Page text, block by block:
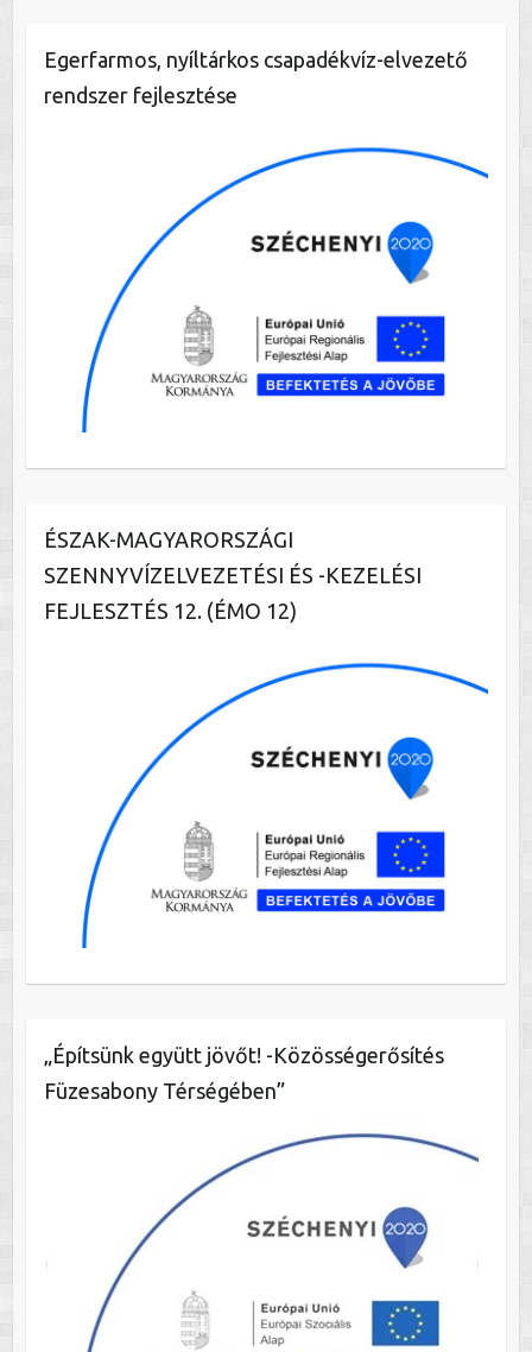
Egerfarmos, nyíltárkos csapadékvíz-elvezető
rendszer fejlesztése
ÉSZAK-MAGYARORSZÁGI
SZENNYVÍZELVEZETÉSI ÉS -KEZELÉSI
FEJLESZTÉS 12. (ÉMO 12)
„Építsünk együtt jövőt! -Közösségerősítés
Füzesabony Térségében”